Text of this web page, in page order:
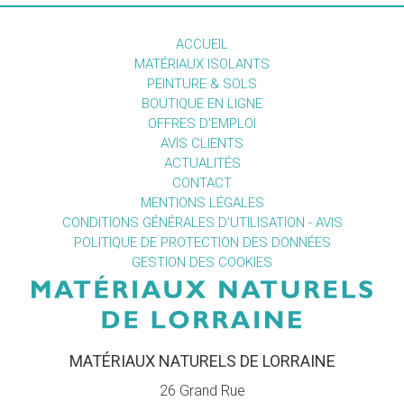
ACCUEIL
MATÉRIAUX ISOLANTS
PEINTURE & SOLS
BOUTIQUE EN LIGNE
OFFRES D'EMPLOI
AVIS CLIENTS
ACTUALITÉS
CONTACT
MENTIONS LÉGALES
CONDITIONS GÉNÉRALES D'UTILISATION - AVIS
POLITIQUE DE PROTECTION DES DONNÉES
GESTION DES COOKIES
MATÉRIAUX NATURELS DE LORRAINE
26 Grand Rue